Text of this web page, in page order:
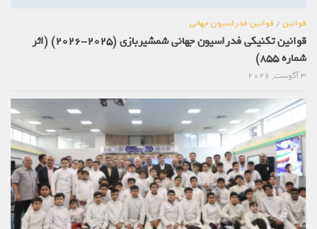
قوانین/ قوانین فدراسیون جهانی
قوانین تکنیکی فدراسیون جهانی شمشیربازی (2025-2026) (اثر
شماره 855)
3 آگوست, 2026